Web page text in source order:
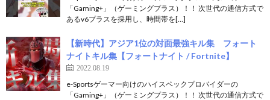
「Gaming+」（ゲーミングプラス）！！ 次世代の通信方式で
あるv6プラスを採用し、時間帯を[…]
【新時代】アジア1位の対面最強キル集 フォート
ナイトキル集【フォートナイト / Fortnite】
2022.08.19
e-Sportsゲーマー向けのハイスペックプロバイダーの
「Gaming+」（ゲーミングプラス）！！ 次世代の通信方式で